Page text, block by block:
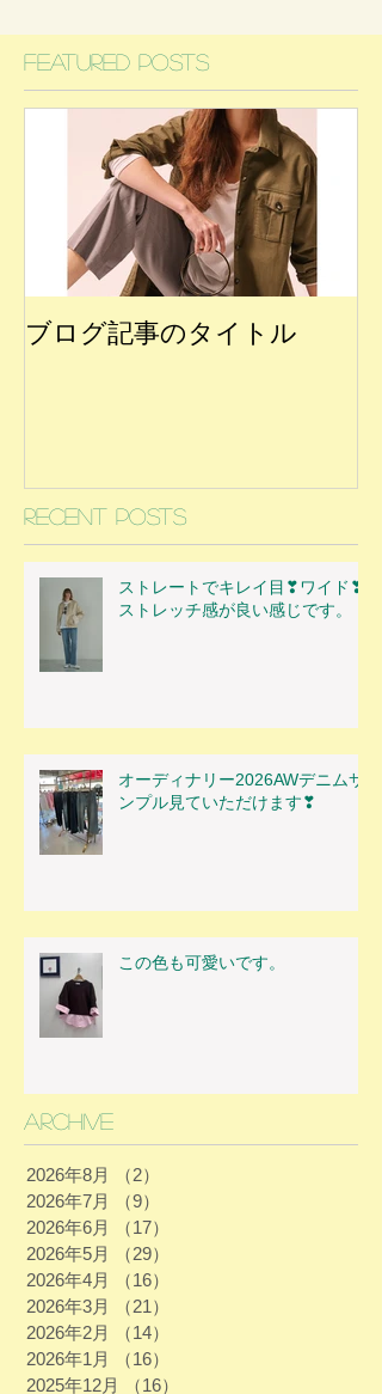
Featured Posts
ブログ記事のタイトル
Recent Posts
ストレートでキレイ目❣ワイド❣
ストレッチ感が良い感じです。
オーディナリー2026AWデニムサ
ンプル見ていただけます❣
この色も可愛いです。
Archive
2026年8月 （2）
2026年7月
（9）
2026年6月
（17）
2026年5月
（29）
2026年4月
（16）
2026年3月
（21）
2026年2月
（14）
2026年1月
（16）
2025年12月
（16）